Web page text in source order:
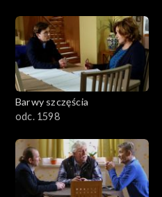
2901-3000
2801–2900
2701–2800
2501–2600
Barwy szczęścia
odc. 1598